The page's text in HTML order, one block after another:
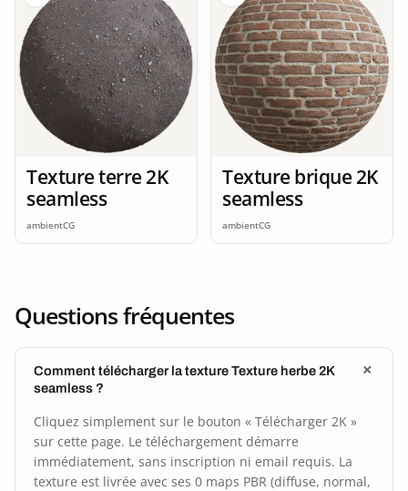
Texture terre 2K
seamless
ambientCG
Texture brique 2K
seamless
ambientCG
Questions fréquentes
Comment télécharger la texture Texture herbe 2K
seamless ?
Cliquez simplement sur le bouton « Télécharger 2K »
sur cette page. Le téléchargement démarre
immédiatement, sans inscription ni email requis. La
texture est livrée avec ses 0 maps PBR (diffuse, normal,